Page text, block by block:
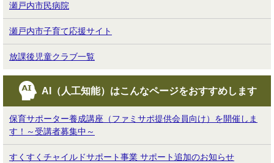
瀬戸内市民病院
瀬戸内市子育て応援サイト
放課後児童クラブ一覧
AI（人工知能）はこんなページをおすすめします
保育サポーター養成講座（ファミサポ提供会員向け）を開催しま
す！～受講者募集中～
すくすくチャイルドサポート事業 サポート追加のお知らせ